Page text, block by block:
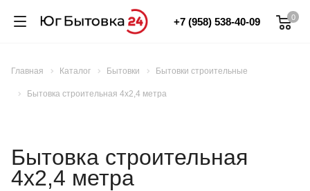
0
+7 (958) 538-40-09
Главная Каталог Бытовки Бытовки строительные
Бытовка строительная 4х2,4 метра
Бытовка строительная
4х2,4 метра